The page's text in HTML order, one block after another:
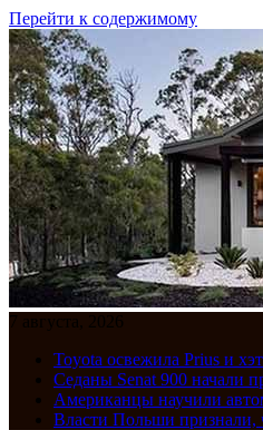
Перейти к содержимому
7 августа, 2026
Toyota освежила Prius и
Седаны Senat 900 начали
Американцы научили
Власти Польши признали,